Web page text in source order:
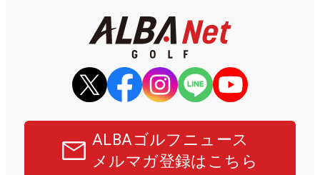
ALBAゴルフニュース
メルマガ登録はこちら